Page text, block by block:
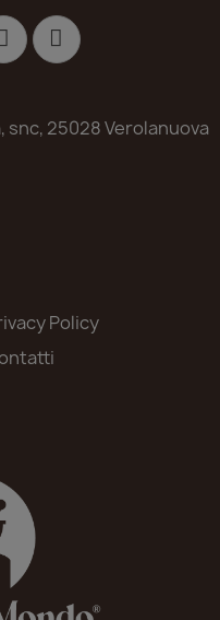
snc, 25028 Verolanuova
Policy